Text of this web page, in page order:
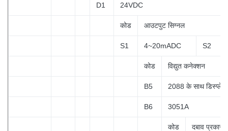
D1 24VDC
कोड आउटपुट सिग्नल
S1 4~20mADC S2
कोड विद्युत कनेक्शन
B5 2088 के साथ डिस्प्ले
B6 3051A
कोड दबाव प्रकार